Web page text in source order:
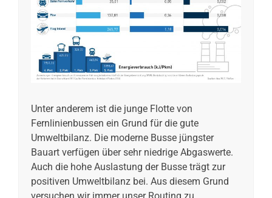
Unter anderem ist die junge Flotte von
Fernlinienbussen ein Grund für die gute
Umweltbilanz. Die moderne Busse jüngster
Bauart verfügen über sehr niedrige Abgaswerte.
Auch die hohe Auslastung der Busse trägt zur
positiven Umweltbilanz bei. Aus diesem Grund
versuchen wir immer unser Routing zu